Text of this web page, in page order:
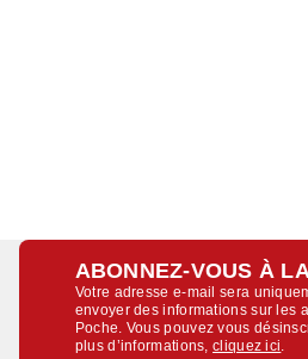
ABONNEZ-VOUS À
Votre adresse e-mail sera
envoyer des informations sur les
Poche. Vous pouvez vous
plus d’informations,cliquez ici